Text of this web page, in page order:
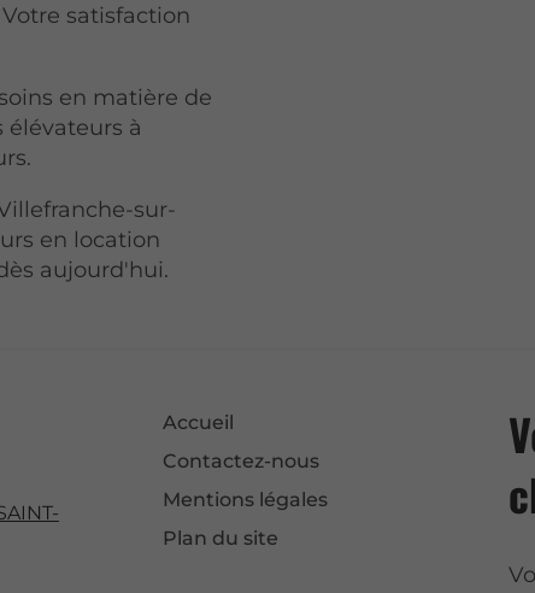
satisfaction
en matière de
à
sur-
en location
aujourd'hui.
Accueil
Contactez-nous
Mentions légales
Plan du site